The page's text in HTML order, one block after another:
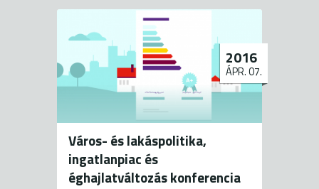
Város- és lakáspolitika,
ingatlanpiac és
éghajlatváltozás konferencia
2016
ÁPR. 07.